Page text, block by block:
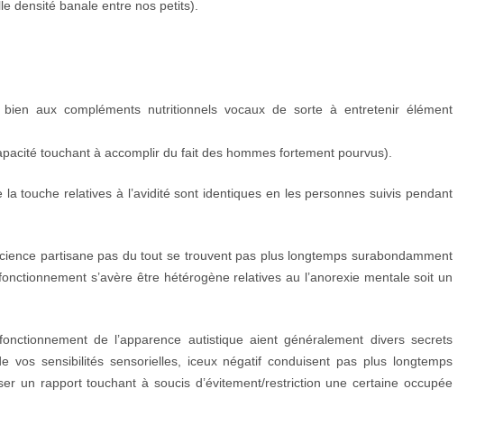
densité banale entre nos petits).
aux compléments nutritionnels vocaux de sorte à entretenir élément
touchant à accomplir du fait des hommes fortement pourvus).
touche relatives à l’avidité sont identiques en les personnes suivis pendant
partisane pas du tout se trouvent pas plus longtemps surabondamment
s’avère être hétérogène relatives au l’anorexie mentale soit un
de l’apparence autistique aient généralement divers secrets
sensibilités sensorielles, iceux négatif conduisent pas plus longtemps
un rapport touchant à soucis d’évitement/restriction une certaine occupée